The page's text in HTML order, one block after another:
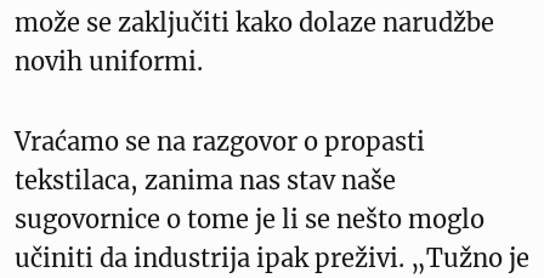
može se zaključiti kako dolaze narudžbe
novih uniformi.
Vraćamo se na razgovor o propasti
tekstilaca, zanima nas stav naše
sugovornice o tome je li se nešto moglo
učiniti da industrija ipak preživi. „Tužno je